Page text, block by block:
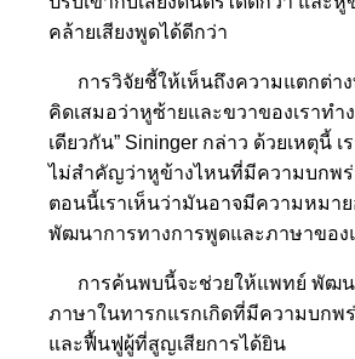
คล้ายเสียงพูดได้ดีกว่า
การวิจัยชี้ให้เห็นถึงความแตกต่าง
คิดเสมอว่าหูซ้ายและขวาของเราท
เดียวกัน” Sininger กล่าว ด้วยเหตุนี้
ไม่สำคัญว่าหูข้างไหนที่มีความบกพ
ตอนนี้เราเห็นว่ามันอาจมีความหมา
พัฒนาการทางการพูดและภาษาขอ
การค้นพบนี้จะช่วยให้แพทย์ พัฒ
ภาษาในทารกแรกเกิดที่มีความบกพ
และฟื้นฟูผู้ที่สูญเสียการได้ยิน